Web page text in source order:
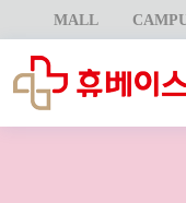
MALL